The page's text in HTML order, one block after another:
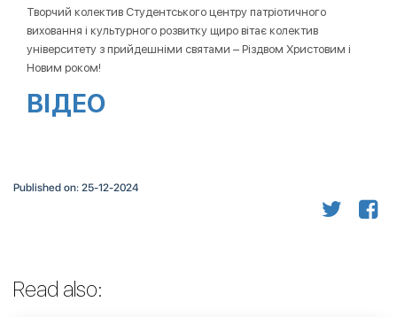
Творчий колектив Студентського центру патріотичного
виховання і культурного розвитку щиро вітає колектив
університету з прийдешніми святами – Різдвом Христовим і
Новим роком!
ВІДЕО
Published on: 25-12-2024
Read also: